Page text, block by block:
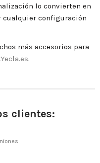
lo convierten en
cualquier configuración
más accesorios para
.
clientes: